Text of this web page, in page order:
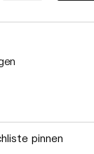
pinnen